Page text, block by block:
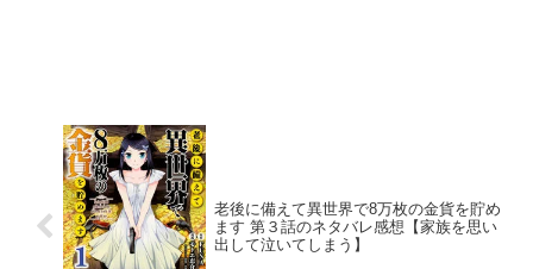
老後に備えて異世界で8万枚の金貨を貯め
ます 第３話のネタバレ感想【家族を思い
出して泣いてしまう】